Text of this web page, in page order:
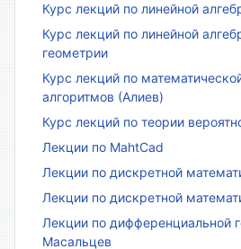
Курс лекций по линейной
Курс лекций по линейной
геометрии
Курс лекций по
алгоритмов (Алиев)
Курс лекций по теории
Лекции по MahtCad
Лекции по дискретной
Лекции по дискретной
Лекции по дифференциальной
Масальцев